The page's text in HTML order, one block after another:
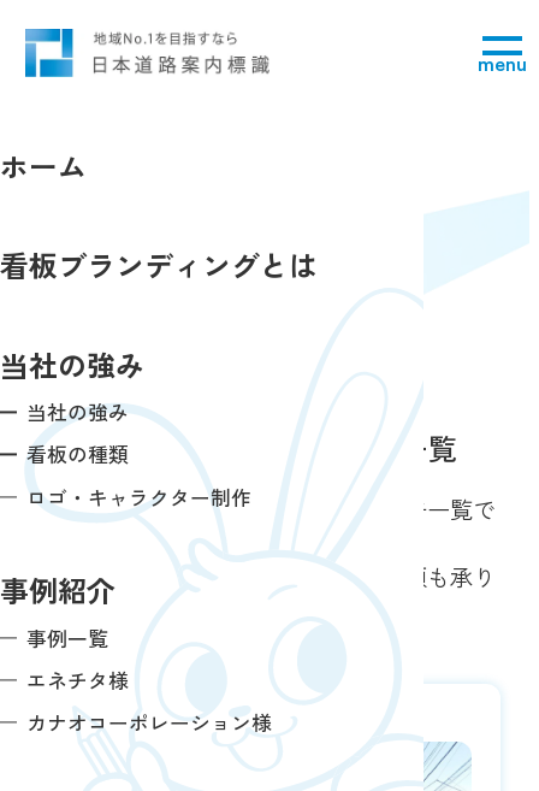
menu
ホーム
看板ブランディングとは
当社の強み
当社の強み
看板の種類
ロゴ・キャラクター制作
事例紹介
事例一覧
エネチタ様
カナオコーポレーション様
空き看板検索
利根郡みなかみ町の看板一覧
選択いただいた地域の看板・屋外広告一覧で
この他の広告情報のご案内、調査依頼も承り
ます。お気軽にご相談ください。